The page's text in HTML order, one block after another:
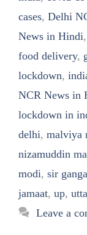
cases, Delhi
News in Hindi,
food delivery,
lockdown,
NCR News in
lockdown in
delhi, malviya
nizamuddin
modi, sir
jamaat, up,
Leave a